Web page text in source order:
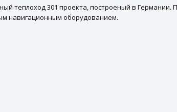
теплоход 301 проекта, построеный в
навигационным оборудованием.